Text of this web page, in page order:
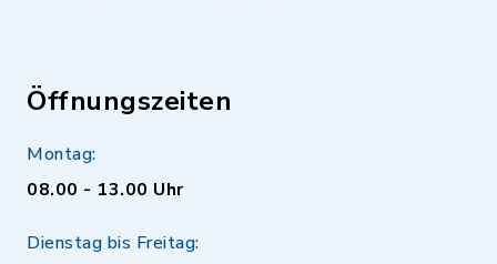
Öffnungszeiten
Montag:
08.00 - 13.00 Uhr
Dienstag bis Freitag: